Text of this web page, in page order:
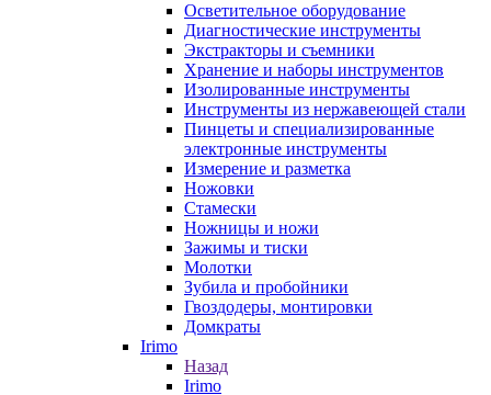
Осветительное оборудование
Диагностические инструменты
Экстракторы и съемники
Хранение и наборы инструментов
Изолированные инструменты
Инструменты из нержавеющей стали
Пинцеты и специализированные
электронные инструменты
Измерение и разметка
Ножовки
Стамески
Ножницы и ножи
Зажимы и тиски
Молотки
Зубила и пробойники
Гвоздодеры, монтировки
Домкраты
Irimo
Назад
Irimo